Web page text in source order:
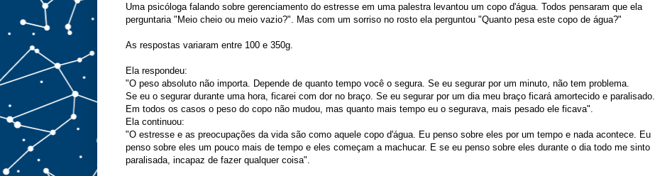
Uma psicóloga falando sobre gerenciamento do estresse em uma palestra levantou um copo d'água. Todos pensaram que ela
perguntaria "Meio cheio ou meio vazio?". Mas com um sorriso no rosto ela perguntou "Quanto pesa este copo de água?"
As respostas variaram entre 100 e 350g.
Ela respondeu:
"O peso absoluto não importa. Depende de quanto tempo você o segura. Se eu segurar por um minuto, não tem problema.
Se eu o segurar durante uma hora, ficarei com dor no braço. Se eu segurar por um dia meu braço ficará amortecido e paralisado.
Em todos os casos o peso do copo não mudou, mas quanto mais tempo eu o segurava, mais pesado ele ficava".
Ela continuou:
"O estresse e as preocupações da vida são como aquele copo d'água. Eu penso sobre eles por um tempo e nada acontece. Eu
penso sobre eles um pouco mais de tempo e eles começam a machucar. E se eu penso sobre eles durante o dia todo me sinto
paralisada, incapaz de fazer qualquer coisa".